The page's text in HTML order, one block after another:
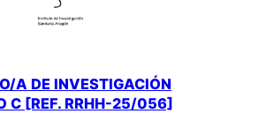
A DE INVESTIGACIÓN
C [REF. RRHH-25/056]